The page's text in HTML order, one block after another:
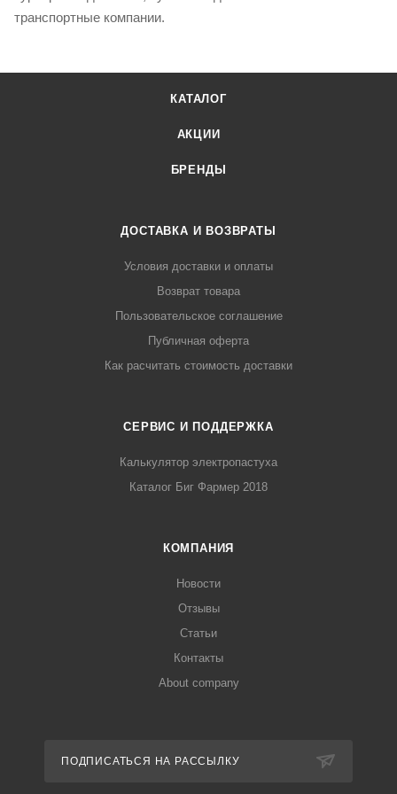
транспортные компании.
КАТАЛОГ
АКЦИИ
БРЕНДЫ
ДОСТАВКА И ВОЗВРАТЫ
Условия доставки и оплаты
Возврат товара
Пользовательское соглашение
Публичная оферта
Как расчитать стоимость доставки
СЕРВИС И ПОДДЕРЖКА
Калькулятор электропастуха
Каталог Биг Фармер 2018
КОМПАНИЯ
Новости
Отзывы
Статьи
Контакты
About company
ПОДПИСАТЬСЯ НА РАССЫЛКУ